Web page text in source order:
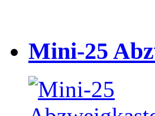
Mini-25